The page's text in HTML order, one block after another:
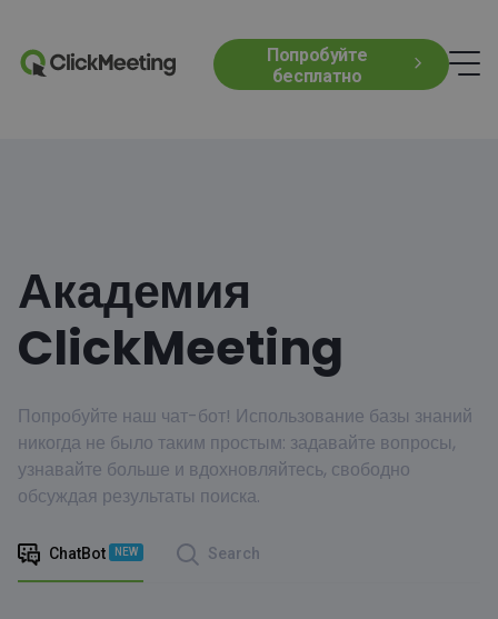
Попробуйте
бесплатно
Академия
ClickMeeting
Попробуйте наш чат-бот! Использование базы знаний
никогда не было таким простым: задавайте вопросы,
узнавайте больше и вдохновляйтесь, свободно
обсуждая результаты поиска.
ChatBot NEW Search